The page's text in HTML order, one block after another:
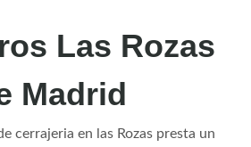
Las Rozas
Madrid
cerrajeria en las Rozas presta un